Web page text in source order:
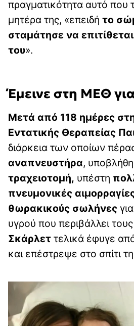
πραγματικότητα αυτό που
μητέρα της, «επειδή το
σταμάτησε να
του».
Έμεινε στη ΜΕΘ
Μετά από 118 ημέρες
Εντατικής Θεραπείας
διάρκεια των οποίων
αναπνευστήρα,
τραχειοτομή, υπέστη
πνευμονικές
θωρακικούς σωλήνες
υγρού που περιβάλλει
Σκάρλετ τελικά έφυγε
και επέστρεψε στο σπίτι